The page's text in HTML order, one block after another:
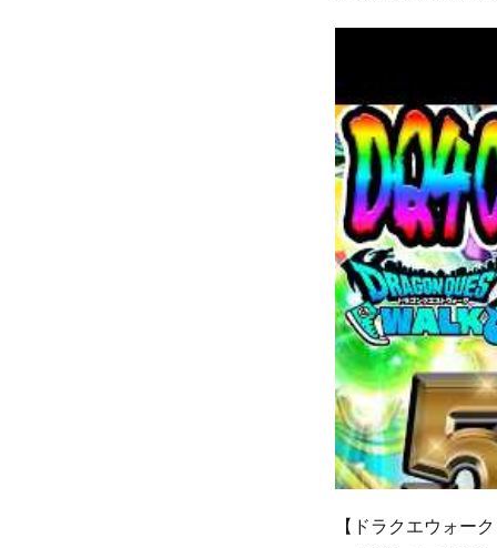
【ドラクエウォー